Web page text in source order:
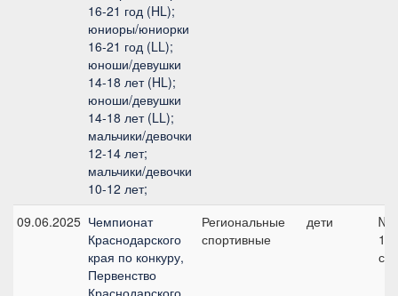
16-21 год (HL);
юниоры/юниорки
16-21 год (LL);
юноши/девушки
14-18 лет (HL);
юноши/девушки
14-18 лет (LL);
мальчики/девочки
12-14 лет;
мальчики/девочки
10-12 лет;
09.06.2025 Чемпионат
Краснодарского
края по конкуру,
Первенство
Краснодарского
Региональные
спортивные
дети
см